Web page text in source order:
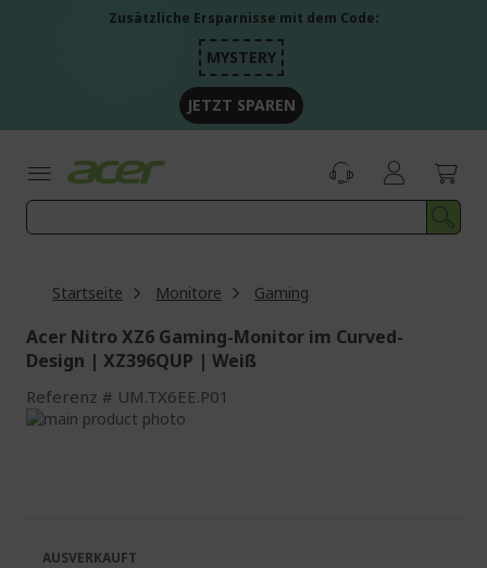
Zusätzliche Ersparnisse mit dem Code:
MYSTERY
JETZT SPAREN
Startseite Monitore Gaming
Acer Nitro XZ6 Gaming-Monitor im Curved-
Design | XZ396QUP | Weiß
Referenz UM.TX6EE.P01
Zum
AUSVERKAUFT